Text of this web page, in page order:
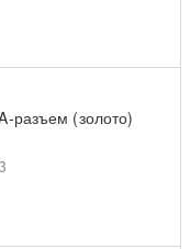
разъем (золото)